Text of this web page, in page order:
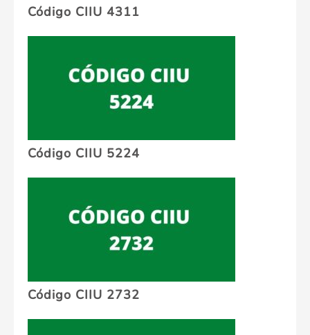
Código CIIU 4311
Código CIIU 5224
Código CIIU 2732